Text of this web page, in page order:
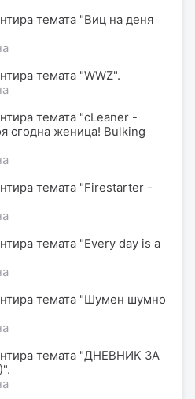
темата "Виц на деня
темата "WWZ".
темата "сLеаnеr -
сгодна женица! Bulking
темата "Firestarter -
темата "Every day is a
темата "Шумен шумно
темата "ДНЕВНИК ЗА